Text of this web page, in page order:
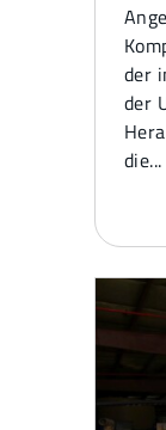
der
der
die...